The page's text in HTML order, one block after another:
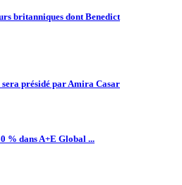
britanniques dont Benedict
présidé par Amira Casar
% dans A+E Global ...